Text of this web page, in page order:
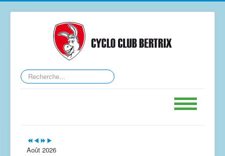
Rechercher
Calendrier
Août 2026